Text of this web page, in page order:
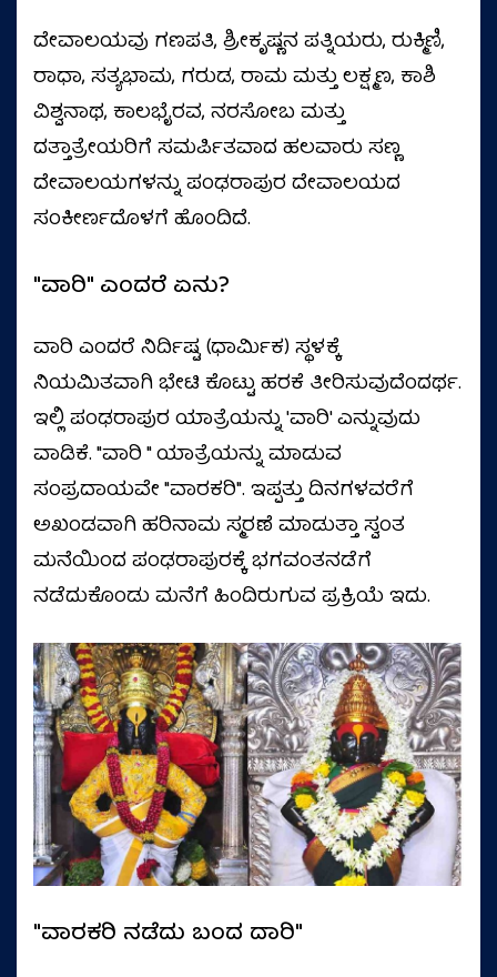
ದೇವಾಲಯವು ಗಣಪತಿ, ಶ್ರೀಕೃಷ್ಣನ ಪತ್ನಿಯರು, ರುಕ್ಮಿಣಿ,
ರಾಧಾ, ಸತ್ಯಭಾಮ, ಗರುಡ, ರಾಮ ಮತ್ತು ಲಕ್ಷ್ಮಣ, ಕಾಶಿ
ವಿಶ್ವನಾಥ, ಕಾಲಭೈರವ, ನರಸೋಬ ಮತ್ತು
ದತ್ತಾತ್ರೇಯರಿಗೆ ಸಮರ್ಪಿತವಾದ ಹಲವಾರು ಸಣ್ಣ
ದೇವಾಲಯಗಳನ್ನು ಪಂಢರಾಪುರ ದೇವಾಲಯದ
ಸಂಕೀರ್ಣದೊಳಗೆ ಹೊಂದಿದೆ.
"ವಾರಿ" ಎಂದರೆ ಏನು?
ವಾರಿ ಎಂದರೆ ನಿರ್ದಿಷ್ಟ (ಧಾರ್ಮಿಕ) ಸ್ಥಳಕ್ಕೆ
ನಿಯಮಿತವಾಗಿ ಭೇಟಿ ಕೊಟ್ಟು ಹರಕೆ ತೀರಿಸುವುದೆಂದರ್ಥ.
ಇಲ್ಲಿ ಪಂಢರಾಪುರ ಯಾತ್ರೆಯನ್ನು 'ವಾರಿ' ಎನ್ನುವುದು
ವಾಡಿಕೆ. "ವಾರಿ " ಯಾತ್ರೆಯನ್ನು ಮಾಡುವ
ಸಂಪ್ರದಾಯವೇ "ವಾರಕರಿ". ಇಪ್ಪತ್ತು ದಿನಗಳವರೆಗೆ
ಅಖಂಡವಾಗಿ ಹರಿನಾಮ ಸ್ಮರಣೆ ಮಾಡುತ್ತಾ ಸ್ವಂತ
ಮನೆಯಿಂದ ಪಂಢರಾಪುರಕ್ಕೆ ಭಗವಂತನಡೆಗೆ
ನಡೆದುಕೊಂಡು ಮನೆಗೆ ಹಿಂದಿರುಗುವ ಪ್ರಕ್ರಿಯೆ ಇದು.
"ವಾರಕರಿ ನಡೆದು ಬಂದ ದಾರಿ"